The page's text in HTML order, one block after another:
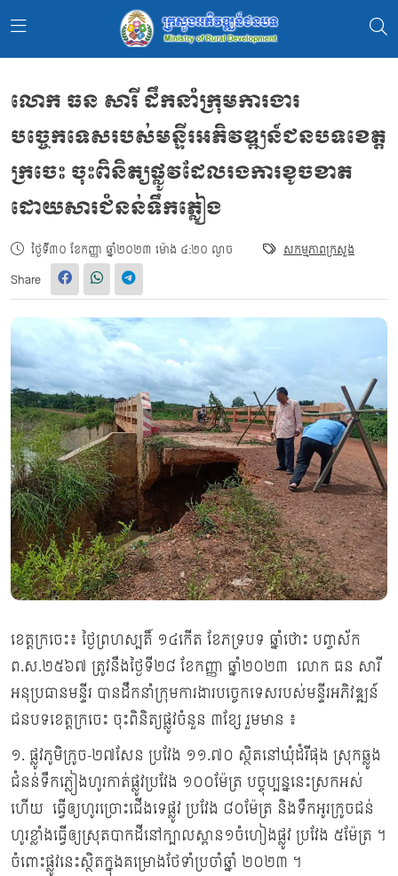
លោក ធន សារី ដឹកនាំក្រុមការងារ
បច្ចេកទេសរបស់មន្ទីរអភិវឌ្ឍន៍ជនបទខេត្ត
ក្រចេះ ចុះពិនិត្យផ្លូវដែលរងការខូចខាត
ដោយសារជំនន់ទឹកភ្លៀង
ថ្ងៃទី៣០ ខែកញ្ញា ឆ្នាំ២០២៣ ម៉ោង ៤:២០ ល្ងាច សកម្មភាពក្រសួង
Share
ខេត្តក្រចេះ៖ ថ្ងៃព្រហស្បតិ៍ ១៤កើត ខែភទ្របទ ឆ្នាំថោះ បញ្ចស័ក
ព.ស.២៥៦៧ ត្រូវនឹងថ្ងៃទី២៨ ខែកញ្ញា ឆ្នាំ២០២៣ លោក ធន សារី
អនុប្រធានមន្ទីរ បានដឹកនាំក្រុមការងារបច្ចេកទេសរបស់មន្ទីរអភិវឌ្ឍន៍
ជនបទខេត្តក្រចេះ ចុះពិនិត្យផ្លូវចំនួន ៣ខ្សែ រួមមាន ៖
១. ផ្លូវភូមិក្រូច-២៧សែន ប្រវែង ១១.៧០ ស្ថិតនៅឃុំដំរីផុង ស្រុកឆ្លូង
ជំនន់ទឹកភ្លៀងហូរកាត់ផ្លូវប្រវែង ១០០ម៉ែត្រ បច្ចុប្បន្ននេះស្រកអស់
ហើយ ធ្វើឲ្យហូរច្រោះជើងទេផ្លូវ ប្រវែង ៨០ម៉ែត្រ និងទឹកអូរក្រូចជន់
ហូរខ្លាំងធ្វើឲ្យស្រុតបាកដីនៅក្បាលស្ពាន១ចំហៀងផ្លូវ ប្រវែង ៥ម៉ែត្រ ។
ចំពោះផ្លូវនេះស្ថិតក្នុងគម្រោងថែទាំប្រចាំឆ្នាំ ២០២៣ ។